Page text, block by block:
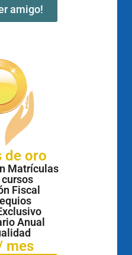
amigo!
de oro
Matrículas
cursos
Fiscal
Anual
mes